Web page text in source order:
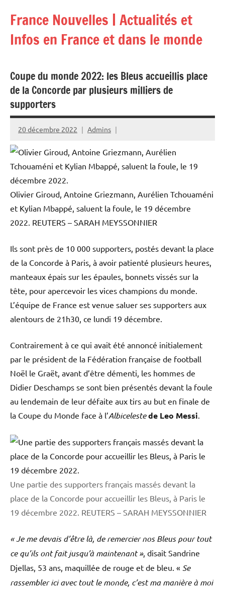
contenu
France Nouvelles | Actualités et
Infos en France et dans le monde
Coupe du monde 2022: les Bleus accueillis place
de la Concorde par plusieurs milliers de
supporters
20 décembre 2022 Admins
Olivier Giroud, Antoine Griezmann, Aurélien Tchouaméni
et Kylian Mbappé, saluent la foule, le 19 décembre
2022. REUTERS – SARAH MEYSSONNIER
Ils sont près de 10 000 supporters, postés devant la place
de la Concorde à Paris, à avoir patienté plusieurs heures,
manteaux épais sur les épaules, bonnets vissés sur la
tête, pour apercevoir les vices champions du monde.
L’équipe de France est venue saluer ses supporters aux
alentours de 21h30, ce lundi 19 décembre.
Contrairement à ce qui avait été annoncé initialement
par le président de la Fédération française de football
Noël le Graët, avant d’être démenti, les hommes de
Didier Deschamps se sont bien présentés devant la foule
au lendemain de leur défaite aux tirs au but en finale de
la Coupe du Monde face à l’Albicelestede Leo Messi.
Une partie des supporters français massés devant la
place de la Concorde pour accueillir les Bleus, à Paris le
19 décembre 2022. REUTERS – SARAH MEYSSONNIER
« Je me devais d’être là, de remercier nos Bleus pour tout
ce qu’ils ont fait jusqu’à maintenant », disait Sandrine
Djellas, 53 ans, maquillée de rouge et de bleu. « Se
rassembler ici avec tout le monde, c’est ma manière à moi